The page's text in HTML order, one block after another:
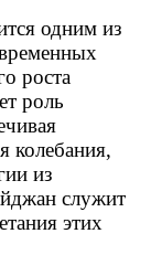
одним из
роста
роль
колебания,
из
служит
этих